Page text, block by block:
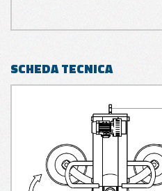
SCHEDA TECNICA